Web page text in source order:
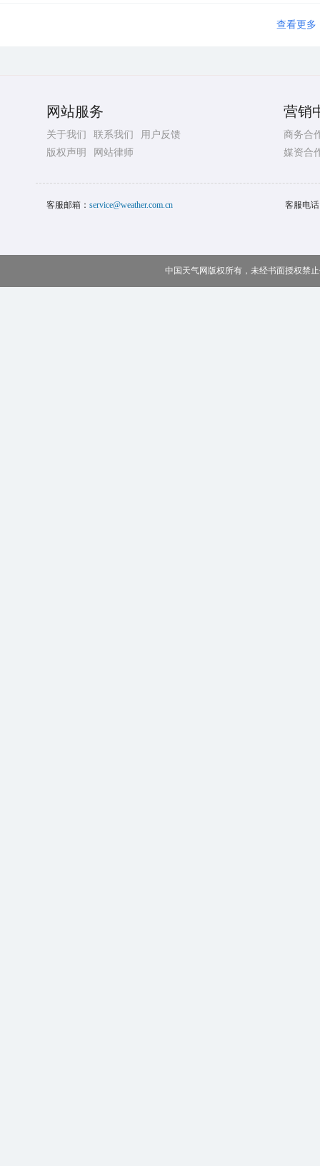
查看更多
网站服务
关于我们 联系我们
用户反馈
版权声明
网站律师
营销
商务合
媒资合
客服邮箱： service@weather.com.cn 客服电
中国天气网版权所有，未经书面授权